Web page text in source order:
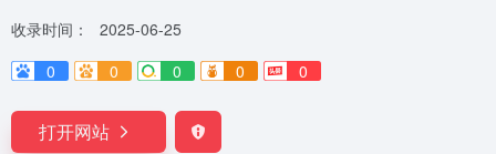
收录时间：
2025-06-25
0
0 0 0 0
打开网站